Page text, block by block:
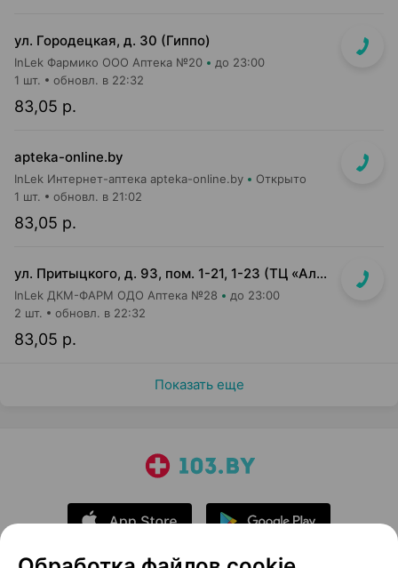
ул. Городецкая, д. 30 (Гиппо)
InLek Фармико ООО Аптека №20 до 23:00
83,05 р.
1 шт. обновл. в 22:32
apteka-online.by
InLek Интернет-аптека apteka-online.by Открыто
83,05 р.
1 шт. обновл. в 21:02
ул. Притыцкого, д. 93, пом. 1-21, 1-23 (ТЦ «Алми (Притыцкого)», слева от главного входа)
InLek ДКМ-ФАРМ ОДО Аптека №28 до 23:00
83,05 р.
2 шт. обновл. в 22:32
Показать еще